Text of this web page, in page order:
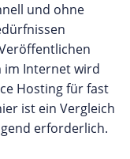
und ohne
im Internet wird
Hosting für fast
ist ein Vergleich
erforderlich.